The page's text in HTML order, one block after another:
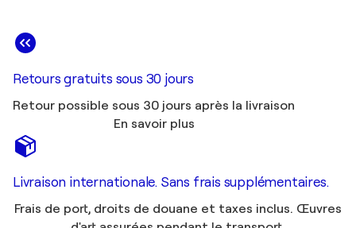
Retours gratuits sous 30 jours
Retour possible sous 30 jours après la livraison
En savoir plus
Livraison internationale. Sans frais supplémentaires.
Frais de port, droits de douane et taxes inclus. Œuvres